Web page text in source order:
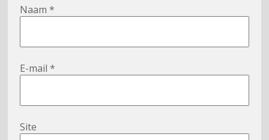
Naam*
E-mail*
Site